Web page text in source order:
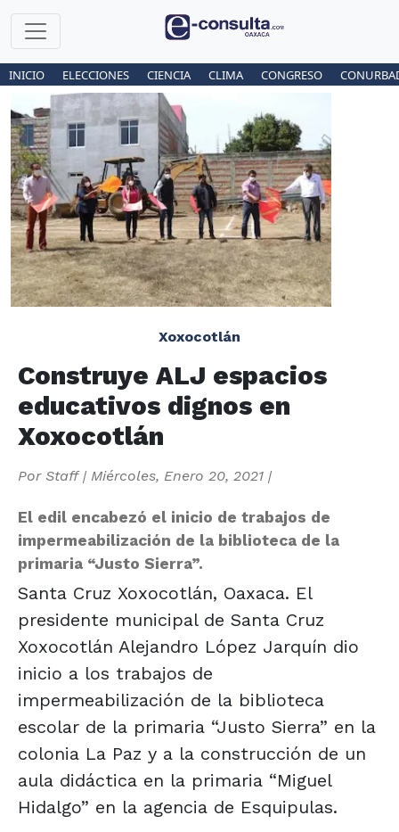
INICIO ELECCIONES CIENCIA CLIMA CONGRESO
Xoxocotlán
Construye ALJ espacios
educativos dignos en
Xoxocotlán
Por Staff| Miércoles, Enero 20, 2021 |
El edil encabezó el inicio de trabajos de
impermeabilización de la biblioteca de la
primaria “Justo Sierra”.
Santa Cruz Xoxocotlán, Oaxaca. El
presidente municipal de Santa Cruz
Xoxocotlán Alejandro López Jarquín dio
inicio a los trabajos de
impermeabilización de la biblioteca
escolar de la primaria “Justo Sierra” en la
colonia La Paz y a la construcción de un
aula didáctica en la primaria “Miguel
Hidalgo” en la agencia de Esquipulas.